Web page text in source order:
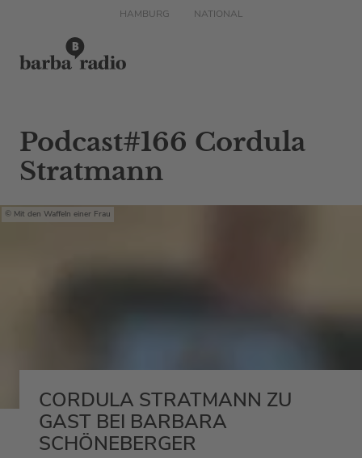
HAMBURG NATIONAL
Podcast#166 Cordula
Stratmann
Mit den Waffeln einer Frau
CORDULA STRATMANN ZU
GAST BEI BARBARA
SCHÖNEBERGER